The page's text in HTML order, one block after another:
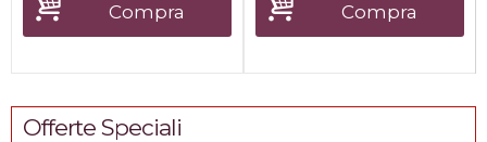
Compra Compra
Offerte Speciali